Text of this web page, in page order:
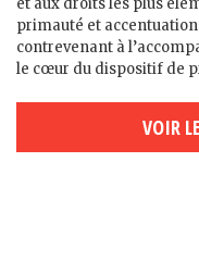
primauté et
contrevenant à
le cœur du dispositif de
VOIR